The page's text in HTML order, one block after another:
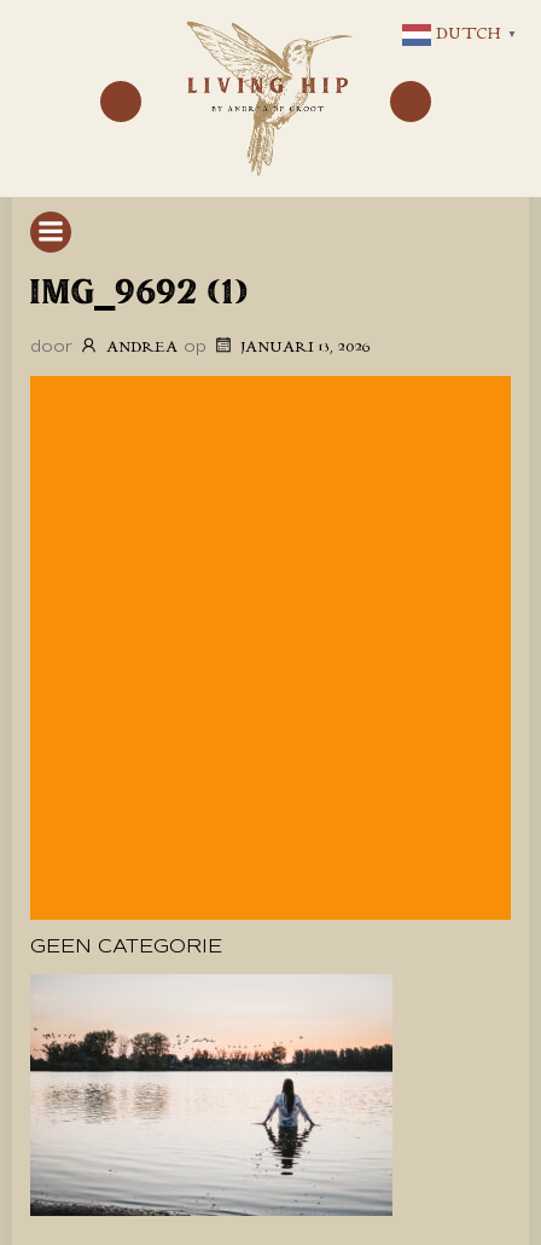
NAAR
DE
INHOUD
IMG_9692 (1)
door ANDREA op JANUARI 13, 2026
GEEN CATEGORIE
DUTCH ▼